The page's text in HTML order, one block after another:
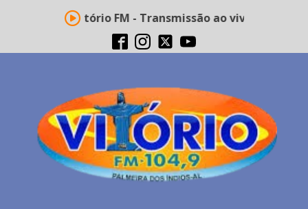
Rádio Vitório FM - Transmissão ao vivo